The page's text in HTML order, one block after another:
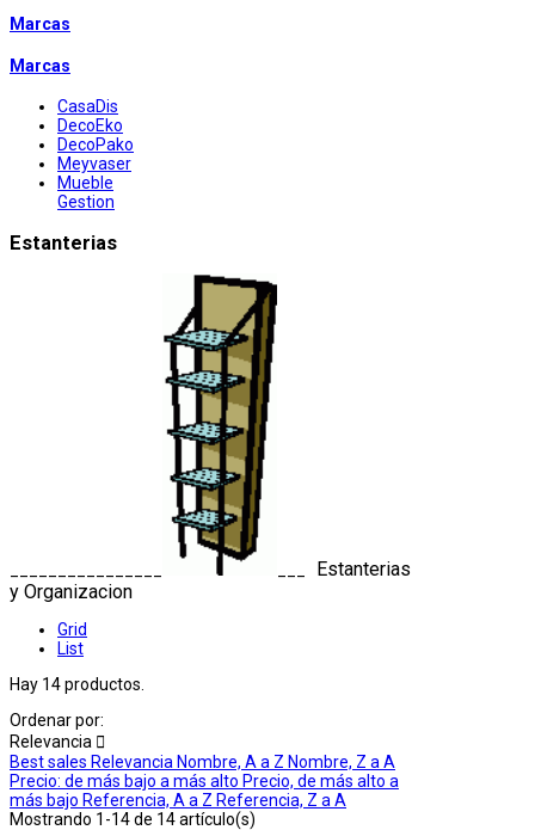
Marcas
Marcas
CasaDis
DecoEko
DecoPako
Meyvaser
Mueble
Gestion
Estanterias
Estanterias
y Organizacion
Grid
List
Hay 14 productos.
Ordenar por:
Relevancia 
Best sales Relevancia Nombre, A a Z Nombre, Z a A
Precio: de más bajo a más alto Precio, de más alto a
más bajo Referencia, A a Z Referencia, Z a A
Mostrando 1-14 de 14 artículo(s)